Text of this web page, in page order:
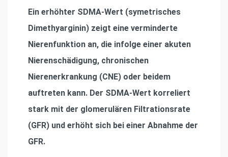
Ein erhöhter SDMA-Wert (symetrisches
Dimethyarginin) zeigt eine verminderte
Nierenfunktion an, die infolge einer akuten
Nierenschädigung, chronischen
Nierenerkrankung (CNE) oder beidem
auftreten kann. Der SDMA-Wert korreliert
stark mit der glomerulären Filtrationsrate
(GFR) und erhöht sich bei einer Abnahme der
GFR.